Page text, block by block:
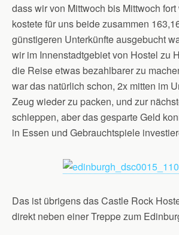
dass wir von Mittwoch bis Mittwoch
kostete für uns beide zusammen
günstigeren Unterkünfte ausgebucht
wir im Innenstadtgebiet von Hostel zu
die Reise etwas bezahlbarer zu
war das natürlich schon, 2x mitten im
Zeug wieder zu packen, und zur
schleppen, aber das gesparte Geld
in Essen und Gebrauchtspiele
Das ist übrigens das Castle Rock
direkt neben einer Treppe zum